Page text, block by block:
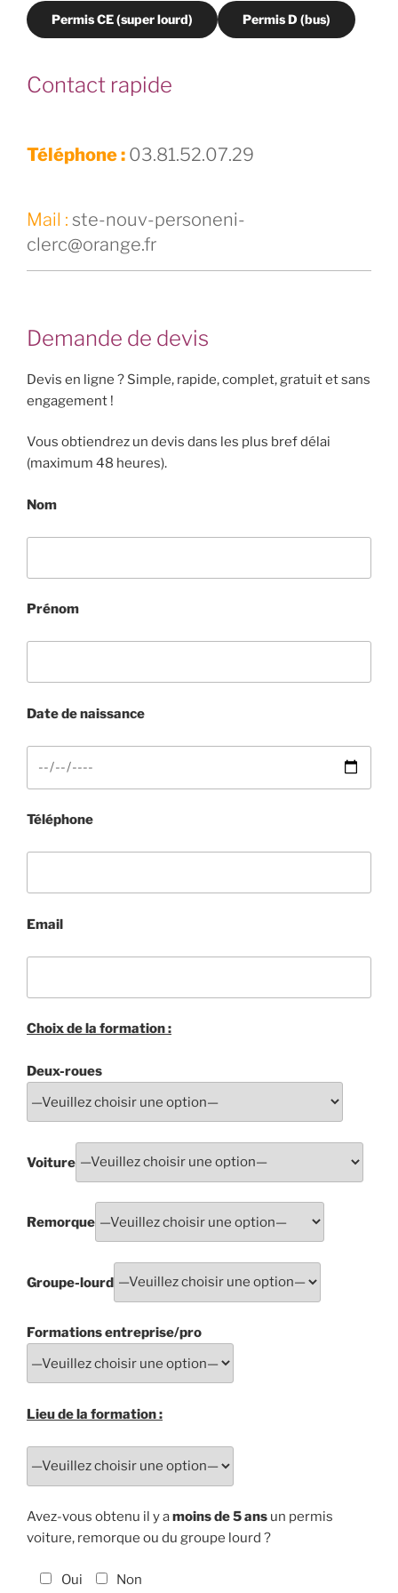
Permis CE (super lourd) Permis D (bus)
Contact rapide
Téléphone : 03.81.52.07.29
Mail : ste-nouv-personeni-
clerc@orange.fr
Demande de devis
Devis en ligne ? Simple, rapide, complet, gratuit et sans
engagement !
Vous obtiendrez un devis dans les plus bref délai
(maximum 48 heures).
Nom
Prénom
Date de naissance
Téléphone
Email
Choix de la formation :
Deux-roues
Voiture
Remorque
Groupe-lourd
Formations entreprise/pro
Lieu de la formation :
Avez-vous obtenu il y amoins de 5 ans un permis
voiture, remorque ou du groupe lourd ?
Oui Non